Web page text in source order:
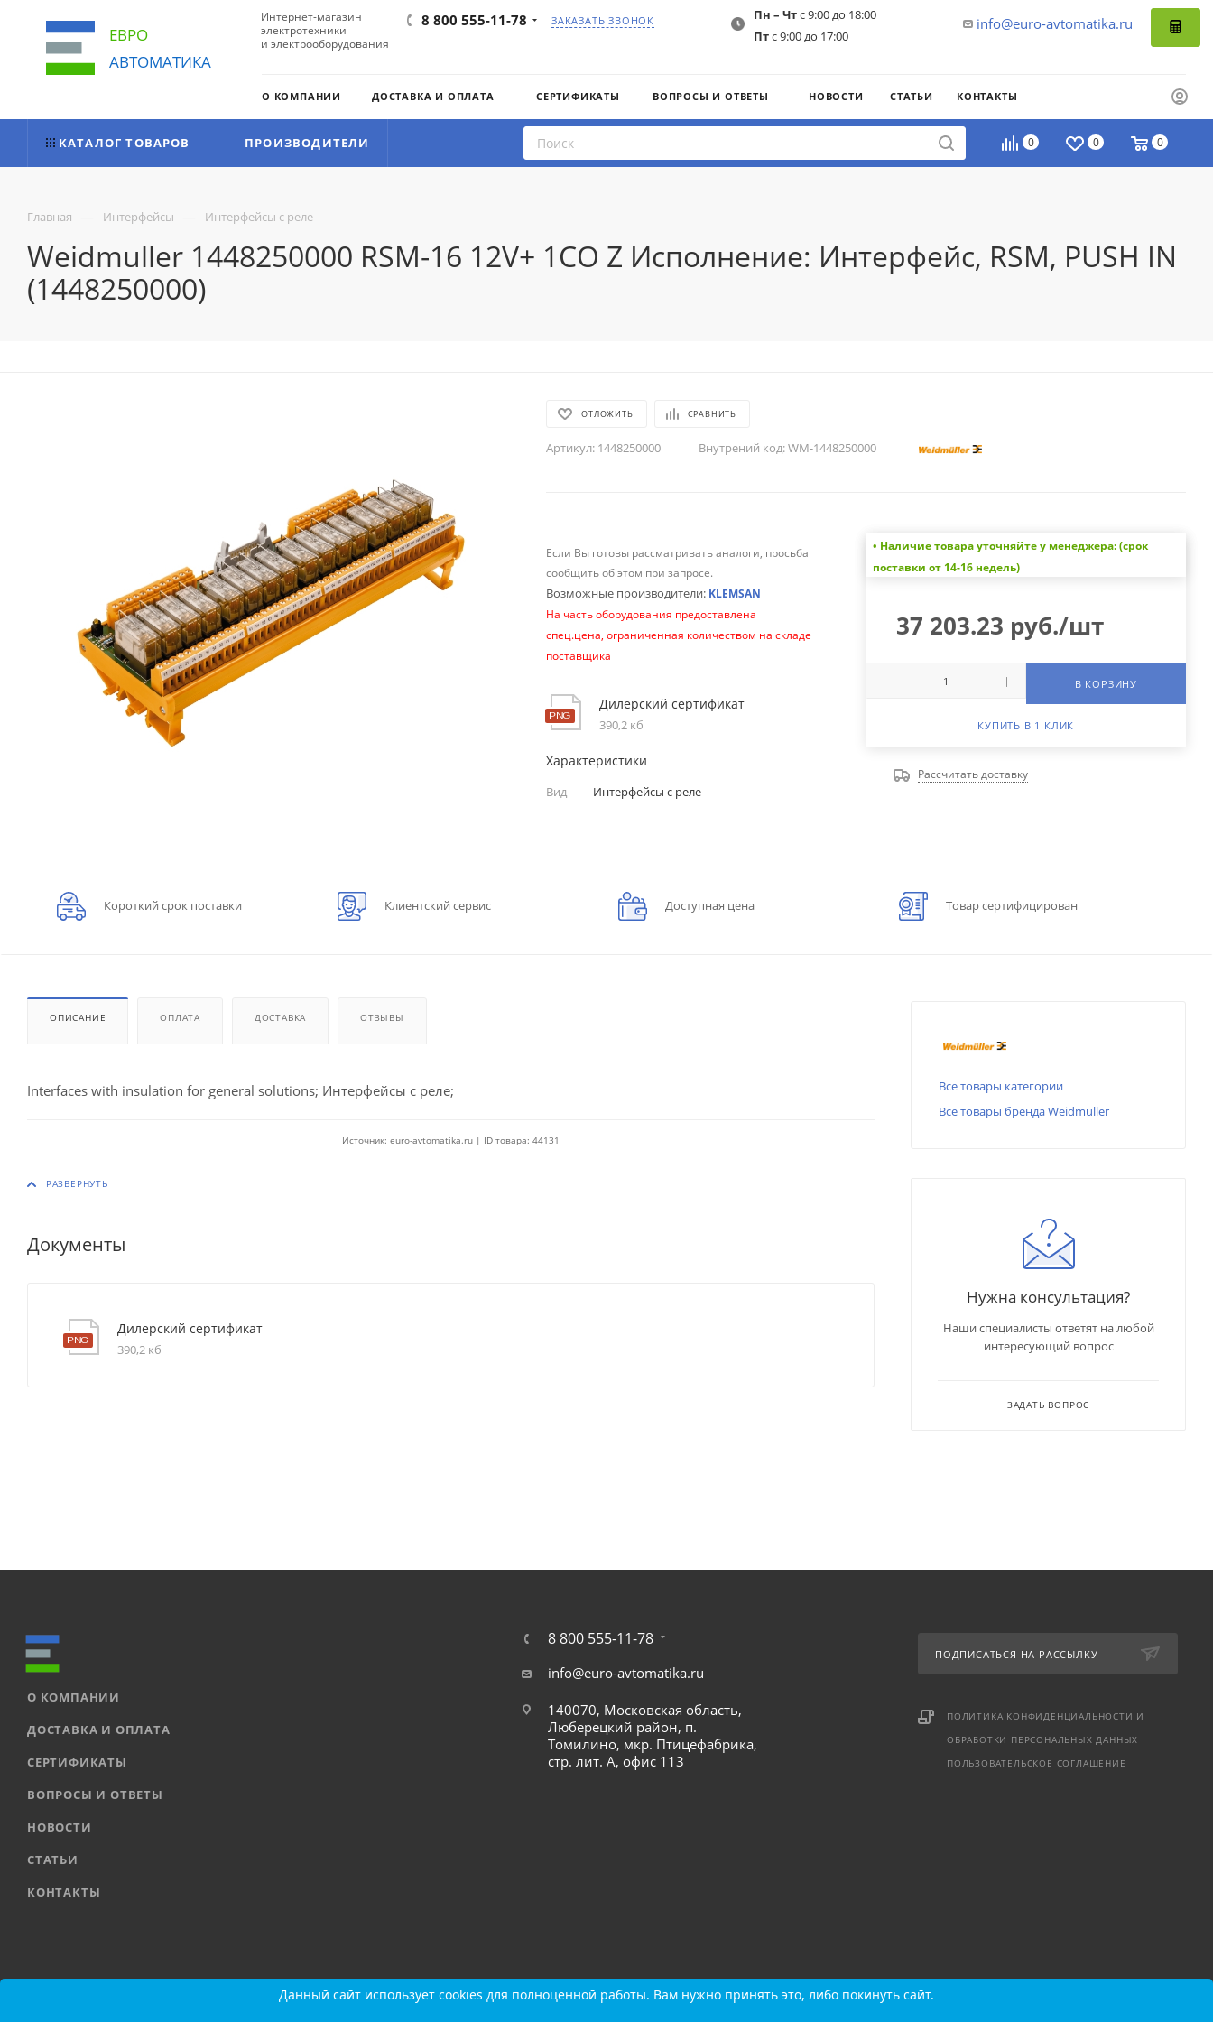
ЕВРО
АВТОМАТИКА
Интернет-магазин
электротехники
и электрооборудования
8 800 555-11-78 ЗАКАЗАТЬ ЗВОНОК info@euro-avtomatika.ru
Пн – Чтс 9:00 до 18:00
Птс 9:00 до 17:00
О КОМПАНИИ ДОСТАВКА И ОПЛАТА СЕРТИФИКАТЫ ВОПРОСЫ И ОТВЕТЫ НОВОСТИ СТАТЬИ КОНТАКТЫ
0 0 0
КАТАЛОГ ТОВАРОВ ПРОИЗВОДИТЕЛИ
Главная — Интерфейсы — Интерфейсы с реле
Weidmuller 1448250000 RSM-16 12V+ 1CO Z Исполнение: Интерфейс, RSM, PUSH IN
(1448250000)
ОТЛОЖИТЬ СРАВНИТЬ
Артикул: 1448250000 Внутрений код:WM-1448250000
Если Вы готовы рассматривать аналоги, просьба
сообщить об этом при запросе.
Возможные производители: KLEMSAN
На часть оборудования предоставлена
спец.цена, ограниченная количеством на складе
поставщика
Дилерский сертификат
390,2 кб
Характеристики
Вид — Интерфейсы с реле
• Наличие товара уточняйте у менеджера: (срок
поставки от 14-16 недель)
37 203.23 руб./шт
В КОРЗИНУ
КУПИТЬ В 1 КЛИК
Рассчитать доставку
Короткий срок поставки Клиентский сервис Доступная цена Товар сертифицирован
ОПИСАНИЕ ОПЛАТА ДОСТАВКА ОТЗЫВЫ
Interfaces with insulation for general solutions; Интерфейсы с реле;
Источник: euro-avtomatika.ru | ID товара: 44131
Документы
Дилерский сертификат
390,2 кб
Все товары категории
Все товары бренда Weidmuller
Нужна консультация?
Наши специалисты ответят на любой
интересующий вопрос
ЗАДАТЬ ВОПРОС
О КОМПАНИИ
ДОСТАВКА И ОПЛАТА
СЕРТИФИКАТЫ
ВОПРОСЫ И ОТВЕТЫ
НОВОСТИ
СТАТЬИ
КОНТАКТЫ
8 800 555-11-78
info@euro-avtomatika.ru
140070, Московская область,
Люберецкий район, п.
Томилино, мкр. Птицефабрика,
стр. лит. А, офис 113
ПОДПИСАТЬСЯ НА РАССЫЛКУ
ПОЛИТИКА КОНФИДЕНЦИАЛЬНОСТИ И
ОБРАБОТКИ ПЕРСОНАЛЬНЫХ ДАННЫХ
ПОЛЬЗОВАТЕЛЬСКОЕ СОГЛАШЕНИЕ
Карта сайтаДанный сайт использует cookies для полноценной работы. Вам нужно принять это, либо покинуть сайт.